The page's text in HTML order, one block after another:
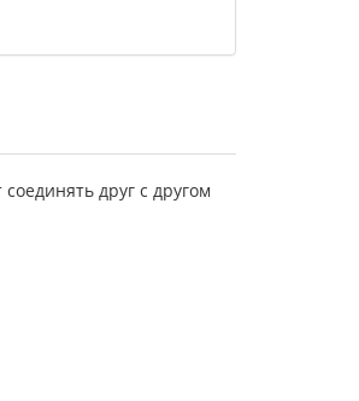
друг с другом